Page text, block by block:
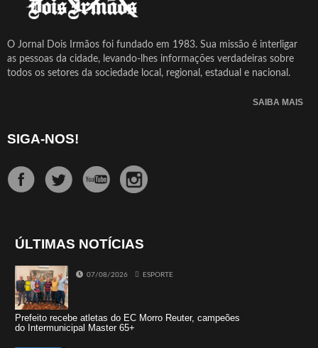
O Jornal Dois Irmãos foi fundado em 1983. Sua missão é interligar
as pessoas da cidade, levando-lhes informações verdadeiras sobre
todos os setores da sociedade local, regional, estadual e nacional.
SAIBA MAIS
SIGA-NOS!
ÚLTIMAS NOTÍCIAS
07/08/2026 ESPORTE
Prefeito recebe atletas do EC Morro Reuter, campeões
do Intermunicipal Master 65+